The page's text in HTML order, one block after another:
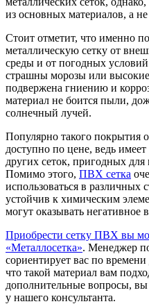
из основных материалов, а
Стоит отметит, что именно
металлическую сетку от
среды и от погодных
страшны морозы или
подвержена гниению и
материал не боится пыли,
солнечный лучей.
Популярно такого покрытия
доступно по цене, ведь
других сеток, пригодных
Помимо этого, ПВХ сетка
использоваться в различных
устойчив к химическим
могут оказывать негативное
Приобрести сетку ПВХ вы
«Металлосетка». Менеджер
сориентирует вас по
что такой материал вам
дополнительные вопросы,
у нашего консультанта.